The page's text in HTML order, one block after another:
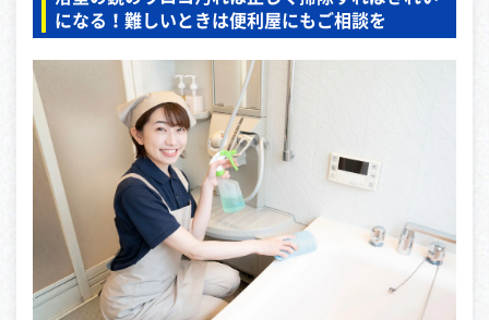
になる！難しいときは便利屋にもご相談を